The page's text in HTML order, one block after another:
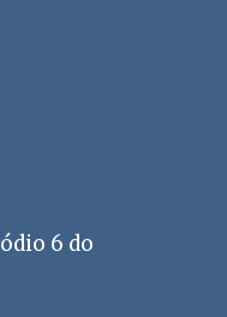
6 do